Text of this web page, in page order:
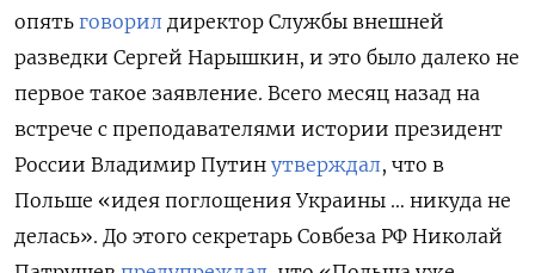
опять говорил директор Службы внешней
разведки Сергей Нарышкин, и это было далеко не
первое такое заявление. Всего месяц назад на
встрече с преподавателями истории президент
России Владимир Путин утверждал, что в
Польше «идея поглощения Украины … никуда не
делась». До этого секретарь Совбеза РФ Николай